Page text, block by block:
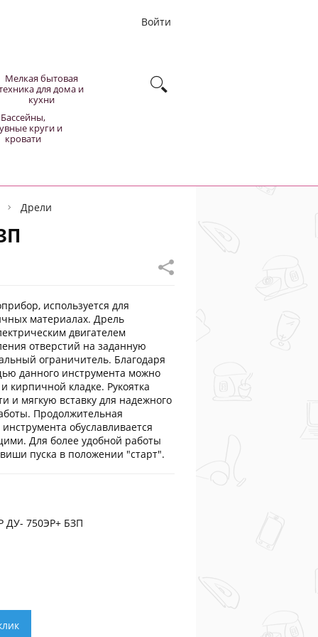
Войти
Мелкая бытовая
для дома и
кухни
Бассейны,
круги и
кровати
Дрели
используется для
материалах. Дрель
двигателем
отверстий на заданную
ограничитель. Благодаря
данного инструмента можно
кирпичной кладке. Рукоятка
и мягкую вставку для надежного
Продолжительная
обуславливается
Для более удобной работы
пуска в положении "старт".
ДУ- 750ЭР+ БЗП